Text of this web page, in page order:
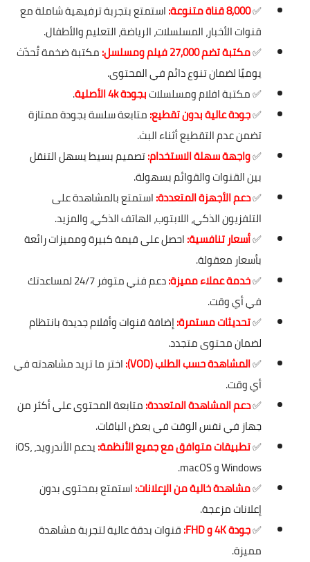
✅8,000 قناة متنوعة:
استمتع بتجربة ترفيهية شاملة مع
قنوات الأخبار، المسلسلات، الرياضة، التعليم والأطفال.
✅مكتبة تضم 27,000 فيلم ومسلسل:
مكتبة ضخمة تُحدّث
يوميًا لضمان تنوع دائم في المحتوى.
✅ مكتبة افلام ومسلسلاتبجودة 4k الأصلية
.
✅جودة عالية بدون تقطيع:متابعة سلسة بجودة ممتازة
تضمن عدم التقطيع أثناء البث.
✅واجهة سهلة الاستخدام:تصميم بسيط يسهل التنقل
بين القنوات والقوائم بسهولة.
✅دعم الأجهزة المتعددة:استمتع بالمشاهدة على
التلفزيون الذكي، اللابتوب، الهاتف الذكي، والمزيد.
✅أسعار تنافسية:احصل على قيمة كبيرة ومميزات رائعة
بأسعار معقولة.
✅خدمة عملاء مميزة:
دعم فني متوفر 24/7 لمساعدتك
في أي وقت.
✅تحديثات مستمرة:إضافة قنوات وأفلام جديدة بانتظام
لضمان محتوى متجدد.
✅المشاهدة حسب الطلب (VOD):
اختر ما تريد مشاهدته في
أي وقت.
✅دعم المشاهدة المتعددة:متابعة المحتوى على أكثر من
جهاز في نفس الوقت في بعض الباقات.
✅تطبيقات متوافق مع جميع الأنظمة:
يدعم الأندرويد، iOS،
Windows و macOS.
✅مشاهدة خالية من الإعلانات:استمتع بمحتوى بدون
إعلانات مزعجة.
✅جودة 4K و FHD:
قنوات بدقة عالية لتجربة مشاهدة
مميزة.